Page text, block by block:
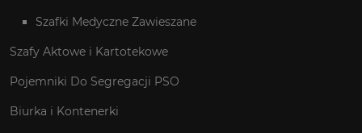
Szafki Medyczne Zawieszane
Szafy Aktowe i Kartotekowe
Pojemniki Do Segregacji PSO
Biurka i Kontenerki